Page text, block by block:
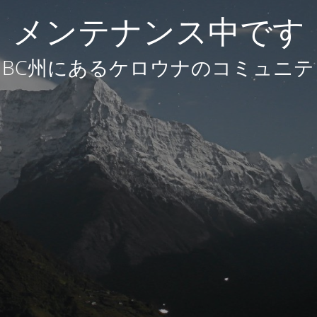
メンテナンス中です
州にあるケロウナのコミュニ